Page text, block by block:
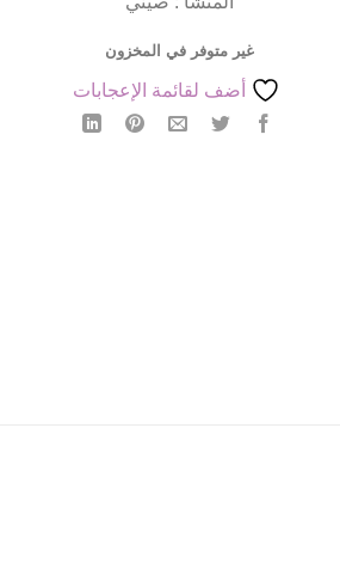
غير متوفر في المخزون
أضف لقائمة الإعجابات